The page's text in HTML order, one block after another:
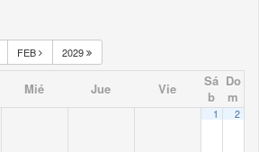
FEB 2029
Mié Jue Vie
Sá
b
Do
m
1 2